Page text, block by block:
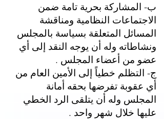
ب- المشاركة بحرية تامة ضمن
الاجتماعات النظامية ومناقشة
المسائل المتعلقة بسياسة بالمجلس
ونشاطاته وله أن يوجه النقد إلى أي
عضو من أعضاء المجلس .
ج- التظلم خطياً إلى الأمين العام من
أي عقوبة تفرضها بحقه أمانة
المجلس وله أن يتلقى الرد الخطي
عليها خلال شهر واحد .